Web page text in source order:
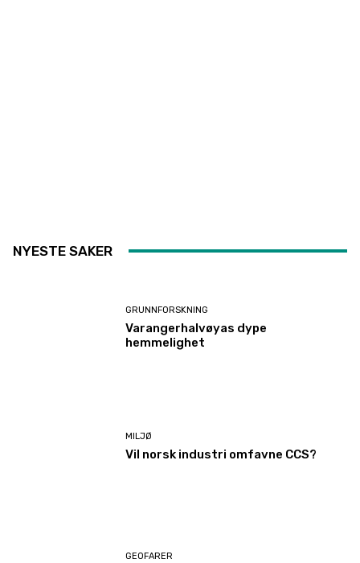
NYESTE SAKER
GRUNNFORSKNING
Varangerhalvøyas dype
hemmelighet
MILJØ
Vil norsk industri omfavne CCS?
GEOFARER